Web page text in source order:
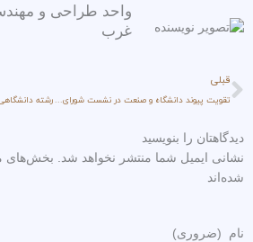
واحد طراحی و
غرب
قبلی
قبلی
تقویت پیوند دانشگاه و صنعت در نشست شورای پژوهش و فناوری دانشگاه جامع علمی‌کاربردی استان کرمانشاه
دیدگاهتان را بنویسید
نشانی ایمیل شما منتشر نخواهد شد. بخش‌های
شده‌اند
نام (ضروری)